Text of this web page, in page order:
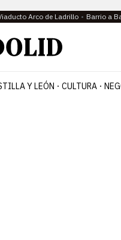
Arco de Ladrillo Barrio a
Y LEÓN CULTURA